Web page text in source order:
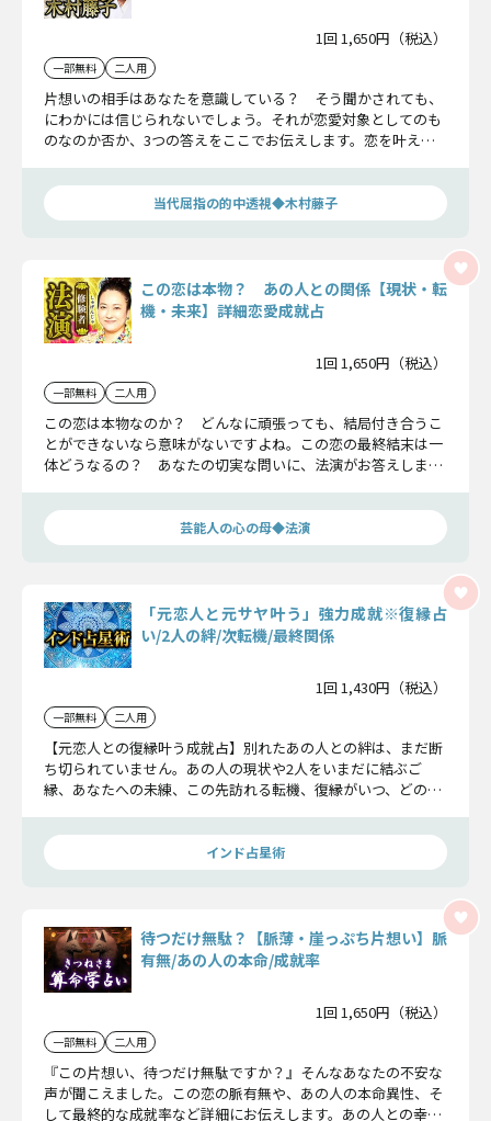
1回 1,650円（税込）
一部無料 二人用
片想いの相手はあなたを意識している？ そう聞かされても、
にわかには信じられないでしょう。それが恋愛対象としてのも
のなのか否か、3つの答えをここでお伝えします。恋を叶える
当代屈指の的中透視◆木村藤子
この恋は本物？ あの人との関係【現状・転
機・未来】詳細恋愛成就占
1回 1,650円（税込）
一部無料 二人用
この恋は本物なのか？ どんなに頑張っても、結局付き合うこ
とができないなら意味がないですよね。この恋の最終結末は一
体どうなるの？ あなたの切実な問いに、法演がお答えしま
芸能人の心の母◆法演
「元恋人と元サヤ叶う」強力成就※復縁占
い/2人の絆/次転機/最終関係
1回 1,430円（税込）
一部無料 二人用
【元恋人との復縁叶う成就占】別れたあの人との絆は、まだ断
ち切られていません。あの人の現状や2人をいまだに結ぶご
縁、あなたへの未練、この先訪れる転機、復縁がいつ、どのよ
インド占星術
待つだけ無駄？【脈薄・崖っぷち片想い】脈
有無/あの人の本命/成就率
1回 1,650円（税込）
一部無料 二人用
『この片想い、待つだけ無駄ですか？』そんなあなたの不安な
声が聞こえました。この恋の脈有無や、あの人の本命異性、そ
して最終的な成就率など詳細にお伝えします。あの人との幸せ